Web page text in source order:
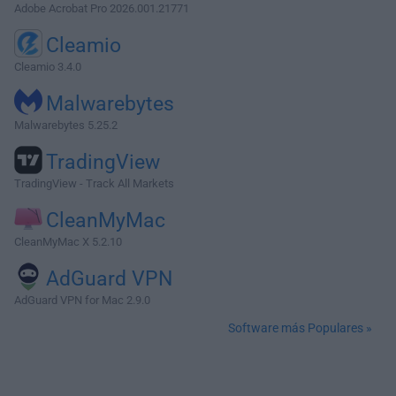
Adobe Acrobat Pro 2026.001.21771
Cleamio
Cleamio 3.4.0
Malwarebytes
Malwarebytes 5.25.2
TradingView
TradingView - Track All Markets
CleanMyMac
CleanMyMac X 5.2.10
AdGuard VPN
AdGuard VPN for Mac 2.9.0
Software más Populares »